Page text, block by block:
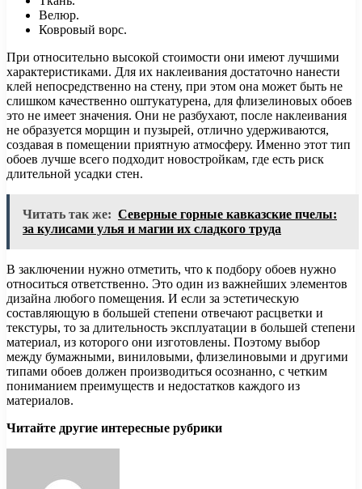
Велюр.
Ковровый ворс.
При относительно высокой стоимости они имеют лучшими
характеристиками. Для их наклеивания достаточно нанести
клей непосредственно на стену, при этом она может быть не
слишком качественно оштукатурена, для флизелиновых обоев
это не имеет значения. Они не разбухают, после наклеивания
не образуется морщин и пузырей, отлично удерживаются,
создавая в помещении приятную атмосферу. Именно этот тип
обоев лучше всего подходит новостройкам, где есть риск
длительной усадки стен.
Читать так же: Северные горные кавказские пчелы:
за кулисами улья и магии их сладкого труда
В заключении нужно отметить, что к подбору обоев нужно
относиться ответственно. Это один из важнейших элементов
дизайна любого помещения. И если за эстетическую
составляющую в большей степени отвечают расцветки и
текстуры, то за длительность эксплуатации в большей степени
материал, из которого они изготовлены. Поэтому выбор
между бумажными, виниловыми, флизелиновыми и другими
типами обоев должен производиться осознанно, с четким
пониманием преимуществ и недостатков каждого из
материалов.
Читайте другие интересные рубрики